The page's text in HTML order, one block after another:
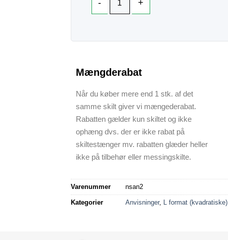
Mængderabat
Når du køber mere end 1 stk. af det
samme skilt giver vi mængederabat.
Rabatten gælder kun skiltet og ikke
ophæng dvs. der er ikke rabat på
skiltestænger mv. rabatten glæder heller
ikke på tilbehør eller messingskilte.
Varenummer nsan2
Kategorier Anvisninger, L format (kvadratiske)